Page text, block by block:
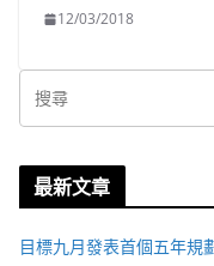
12/03/2018
最新文章
目標九月發表首個五年規